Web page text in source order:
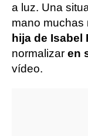
a luz. Una
mano muchas
hija de Isabel
normalizar en
vídeo.